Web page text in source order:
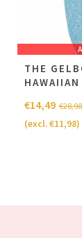
THE
HAWAIIAN
€28,98
€14,49
(excl.€11,98)